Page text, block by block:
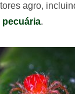
agro,
.